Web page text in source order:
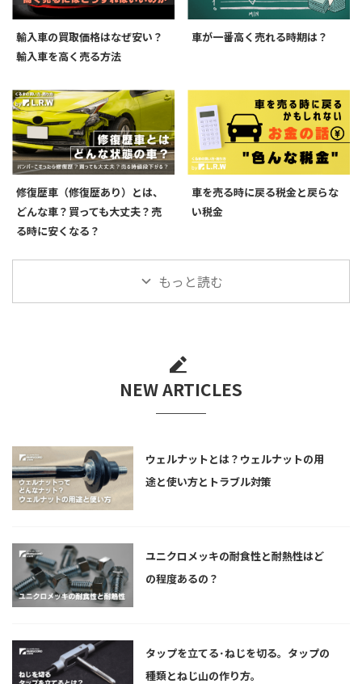
輸入車の買取価格はなぜ安い？
輸入車を高く売る方法
車が一番高く売れる時期は？
修復歴車（修復歴あり）とは、
どんな車？買っても大丈夫？売
る時に安くなる？
車を売る時に戻る税金と戻らな
い税金
もっと読む
NEW ARTICLES
ウェルナットとは？ウェルナットの用
途と使い方とトラブル対策
ユニクロメッキの耐食性と耐熱性はど
の程度あるの？
タップを立てる･ねじを切る。タップの
種類とねじ山の作り方。